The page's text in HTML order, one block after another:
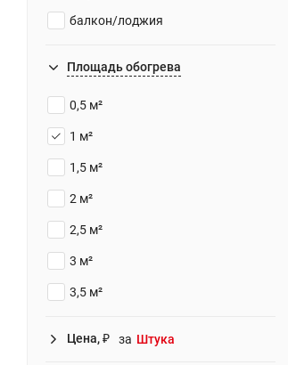
балкон/лоджия
Площадь обогрева
0,5 м²
1 м²
1,5 м²
2 м²
2,5 м²
3 м²
3,5 м²
Цена, ₽ за Штука